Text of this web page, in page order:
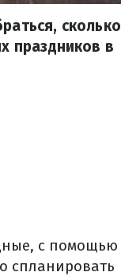
сколько
праздников в
с помощью
спланировать